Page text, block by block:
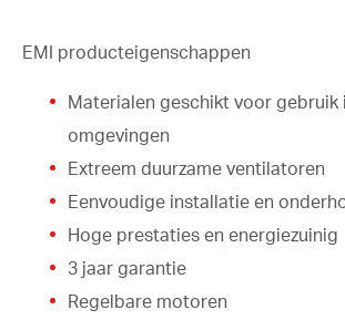
EMI producteigenschappen
Materialen geschikt voor gebruik
omgevingen
Extreem duurzame ventilatoren
Eenvoudige installatie en
Hoge prestaties en energiezuinig
3 jaar garantie
Regelbare motoren